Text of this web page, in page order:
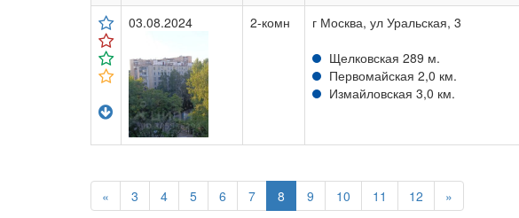
03.08.2024 2-комн
г Москва, ул Уральская, 3
Щелковская 289 м.
Первомайская 2,0 км.
Измайловская 3,0 км.
« 3 4 5 6 7 8 9 10 11 12 »